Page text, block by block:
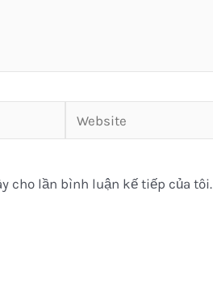
Website
cho lần bình luận kế tiếp của tôi.